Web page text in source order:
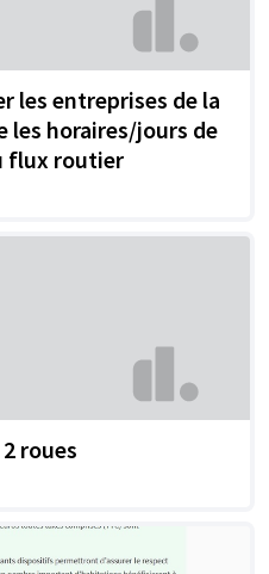
les entreprises de la
les horaires/jours de
flux routier
roues